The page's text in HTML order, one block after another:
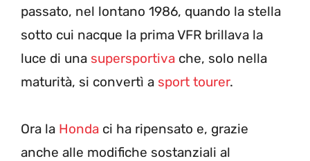
passato, nel lontano 1986, quando la stella
sotto cui nacque la prima VFR brillava la
luce di una supersportiva che, solo nella
maturità, si convertì a sport tourer.
Ora la Honda ci ha ripensato e, grazie
anche alle modifiche sostanziali al